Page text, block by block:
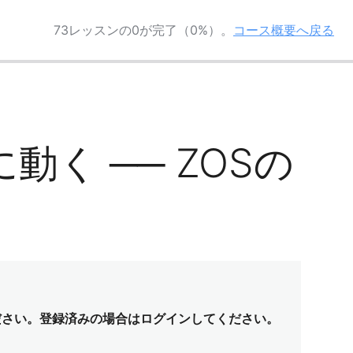
73レッスンの0が完了（0%）。 コース概要へ戻る
動く ── ZOSの
い。登録済みの場合はログインしてください。